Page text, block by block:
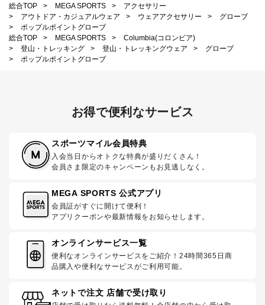
総合TOP
> MEGA SPORTS >
アクセサリー
>
アウトドア・カジュアルウェア > ウェアアクセサリー >
グローブ
>
ポップルポイントグローブ
総合TOP
> MEGA SPORTS >
Columbia(コロンビア)
>
登山・トレッキング > 登山・トレッキングウェア >
グローブ
>
ポップルポイントグローブ
お得で便利なサービス
スポーツマイル会員特典
入会当日からオトクな特典が盛りだくさん！
会員さま限定のキャンペーンもお見逃しなく。
MEGA SPORTS 公式アプリ
会員証がすぐに開けて便利！
アプリクーポンや最新情報をお知らせします。
オンラインサービス一覧
便利なオンラインサービスをご紹介！24時間365日商
品購入や便利なサービスがご利用可能。
ネットで注文 店舗で受け取り